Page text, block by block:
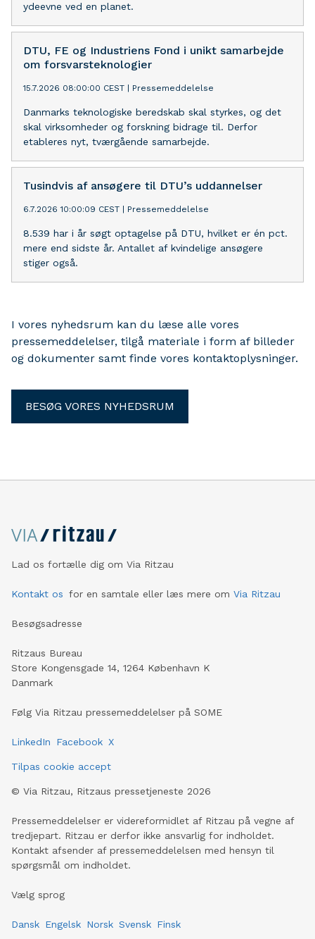
ydeevne ved en planet.
DTU, FE og Industriens Fond i unikt samarbejde
om forsvarsteknologier
15.7.2026 08:00:00 CEST Pressemeddelelse
Danmarks teknologiske beredskab skal styrkes, og det
skal virksomheder og forskning bidrage til. Derfor
etableres nyt, tværgående samarbejde.
Tusindvis af ansøgere til DTU’s uddannelser
6.7.2026 10:00:09 CEST Pressemeddelelse
8.539 har i år søgt optagelse på DTU, hvilket er én pct.
mere end sidste år. Antallet af kvindelige ansøgere
stiger også.
I vores nyhedsrum kan du læse alle vores
pressemeddelelser, tilgå materiale i form af billeder
og dokumenter samt finde vores kontaktoplysninger.
BESØG VORES NYHEDSRUM
Lad os fortælle dig om Via Ritzau
Kontakt os for en samtale eller læs mere om Via Ritzau
Besøgsadresse
Ritzaus Bureau
Store Kongensgade 14, 1264 København K
Danmark
Følg Via Ritzau pressemeddelelser på SOME
LinkedIn Facebook X
Tilpas cookie accept
© Via Ritzau, Ritzaus pressetjeneste 2026
Pressemeddelelser er videreformidlet af Ritzau på vegne af
tredjepart. Ritzau er derfor ikke ansvarlig for indholdet.
Kontakt afsender af pressemeddelelsen med hensyn til
spørgsmål om indholdet.
Vælg sprog
Dansk Engelsk Norsk Svensk Finsk